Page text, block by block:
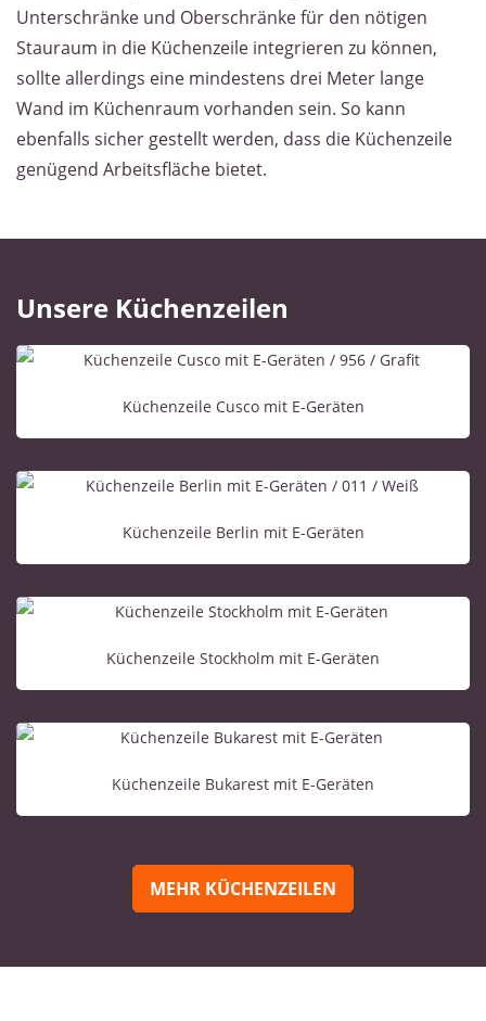
Unterschränke und Oberschränke für den nötigen
Stauraum in die Küchenzeile integrieren zu können,
sollte allerdings eine mindestens drei Meter lange
Wand im Küchenraum vorhanden sein. So kann
ebenfalls sicher gestellt werden, dass die Küchenzeile
genügend Arbeitsfläche bietet.
Unsere Küchenzeilen
Küchenzeile Cusco mit E-Geräten
Küchenzeile Berlin mit E-Geräten
Küchenzeile Stockholm mit E-Geräten
Küchenzeile Bukarest mit E-Geräten
MEHR KÜCHENZEILEN